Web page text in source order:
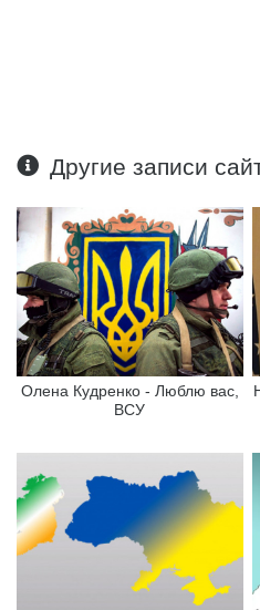
Другие записи
Олена Кудренко - Люблю вас,
ВСУ